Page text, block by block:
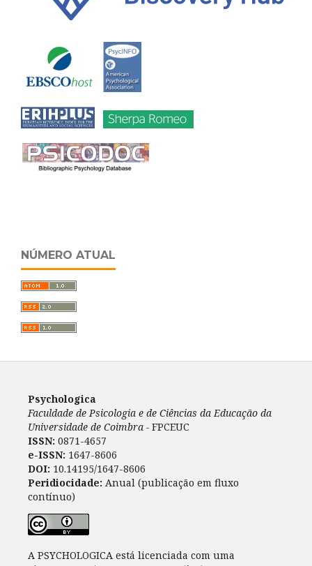
NÚMERO ATUAL
Psychologica
Faculdade de Psicologia e de Ciências da Educação da
Universidade de Coimbra - FPCEUC
ISSN: 0871-4657
e-ISSN: 1647-8606
DOI: 10.14195/1647-8606
Peridiocidade: Anual (publicação em fluxo
contínuo)
A PSYCHOLOGICA está licenciada com uma